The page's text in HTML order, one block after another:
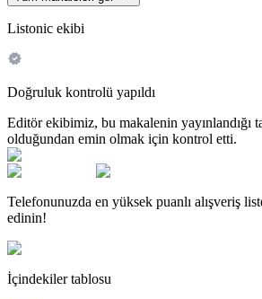
Listonic ekibi
Doğruluk kontrolü yapıldı
Editör ekibimiz, bu makalenin yayınlandığı
olduğundan emin olmak için kontrol etti.
Telefonunuzda en yüksek puanlı alışveriş
edinin!
İçindekiler tablosu